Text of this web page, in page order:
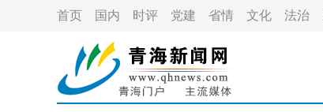
首页 国内 时评 党建 省情 文化 法治